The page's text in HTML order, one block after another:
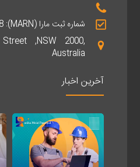
شماره ثبت مارا (MARN): 0100438
,NSW 2000,
Australia
آخرین اخبار